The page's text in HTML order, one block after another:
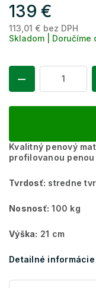
139 €
113,01 € bez DPH
Skladom | Doručíme
Kvalitný penový
profilovanou penou
Tvrdosť: stredne
Nosnosť: 100 kg
Výška: 21 cm
Detailné informácie